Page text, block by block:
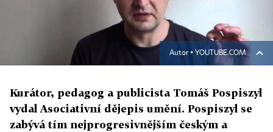
Autor ▪ YOUTUBE.COM
Kurátor, pedagog a publicista Tomáš Pospiszyl
vydal Asociativní dějepis umění. Pospiszyl se
zabývá tím nejprogresivnějším českým a